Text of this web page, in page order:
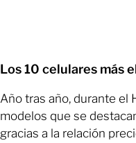
Los 10 celulares más
Año tras año, durante el
modelos que se
gracias a la relación